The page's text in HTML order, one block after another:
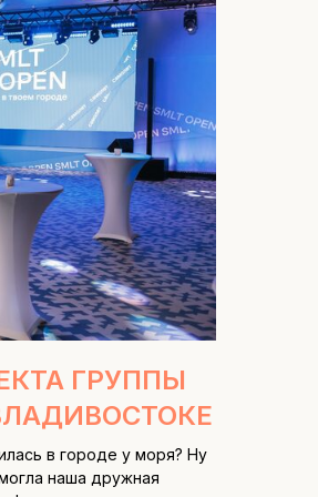
ГРУППЫ
в городе у моря? Ну
наша дружная